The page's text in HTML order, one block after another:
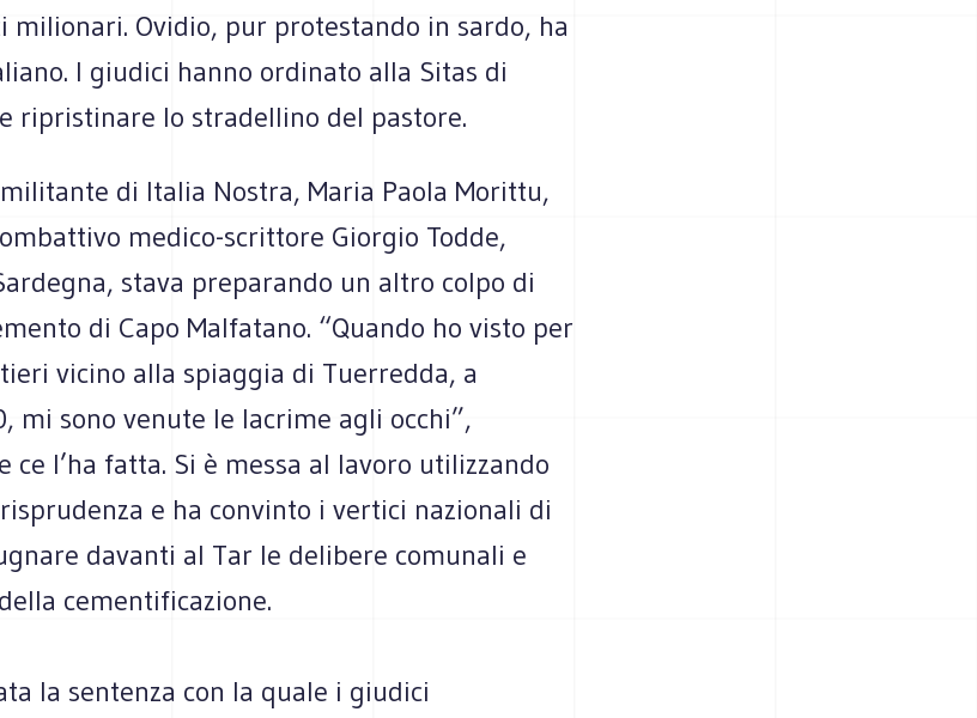
milionari. Ovidio, pur protestando in sardo, ha
I giudici hanno ordinato alla Sitas di
ripristinare lo stradellino del pastore.
di Italia Nostra, Maria Paola Morittu,
medico-scrittore Giorgio Todde,
stava preparando un altro colpo di
di Capo Malfatano. “Quando ho visto per
vicino alla spiaggia di Tuerredda, a
mi sono venute le lacrime agli occhi”,
ce l’ha fatta. Si è messa al lavoro utilizzando
e ha convinto i vertici nazionali di
davanti al Tar le delibere comunali e
cementificazione.
la sentenza con la quale i giudici